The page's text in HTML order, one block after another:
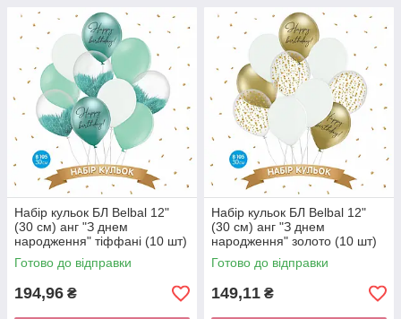
Набір кульок БЛ Belbal 12"
(30 см) анг "З днем
народження" тіффані (10 шт)
Готово до відправки
194,96 ₴
Набір кульок БЛ Belbal 12"
(30 см) анг "З днем
народження" золото (10 шт)
Готово до відправки
149,11 ₴